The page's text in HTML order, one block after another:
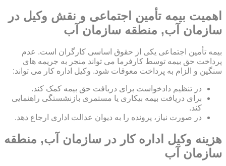
اهمیت بیمه تأمین اجتماعی و نقش وکیل در
سازمان آب, منطقه سازمان آب
بیمه تأمین اجتماعی یکی از حقوق اساسی کارگران است. عدم
پرداخت حق بیمه توسط کارفرما می تواند منجر به جریمه های
سنگین و الزام به پرداخت معوقات شود. وکیل اداره کار می تواند:
در تنظیم دادخواست برای دریافت حق بیمه کمک کند.
برای دریافت بیمه بیکاری یا مستمری بازنشستگی راهنمایی
کند.
در صورت نیاز، پرونده را به دیوان عدالت اداری ارجاع دهد.
هزینه وکیل اداره کار در سازمان آب, منطقه
سازمان آب